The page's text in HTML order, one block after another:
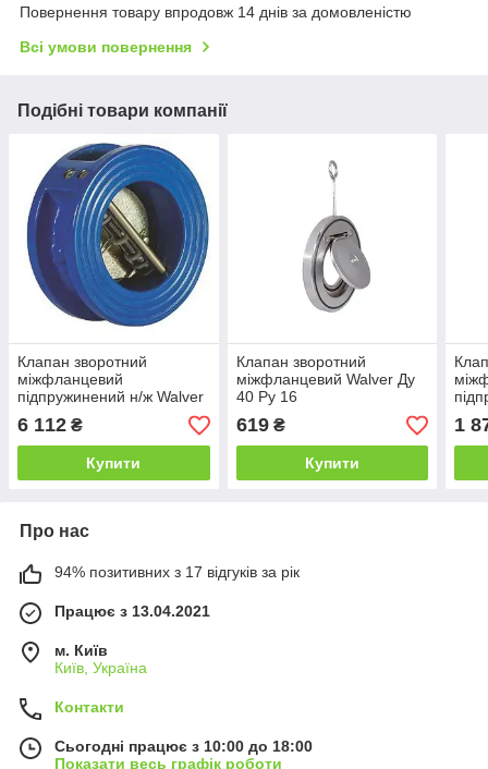
Повернення товару впродовж 14 днів за домовленістю
Всі умови повернення
Подібні товари компанії
Клапан зворотний
міжфланцевий
підпружинений н/ж Walver
Ду 200 Ру 16
6 112 ₴
Купити
Клапан зворотний
міжфланцевий Walver Ду
40 Ру 16
619₴
Купити
Ду
1
Про нас
94% позитивних з 17 відгуків за рік
Працює з 13.04.2021
м. Київ
Київ, Україна
Контакти
Сьогодні працює з 10:00 до 18:00
Показати весь графік роботи